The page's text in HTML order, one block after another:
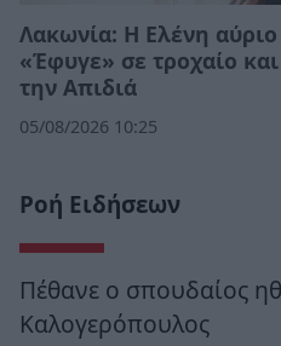
Λακωνία: Η Ελένη
«Έφυγε» σε τροχαίο
την Απιδιά
05/08/2026 10:25
Ροή Ειδήσεων
Πέθανε ο σπουδαίος
Καλογερόπουλος